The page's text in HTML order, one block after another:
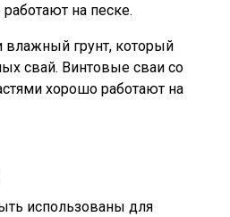
на песке.
влажный грунт, который
свай. Винтовые сваи со
хорошо работают на
использованы для